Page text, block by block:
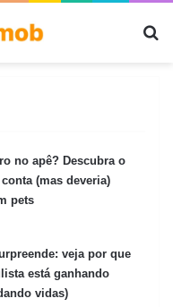
no apê? Descubra o
(mas deveria)
pets
veja por que
está ganhando
vidas)